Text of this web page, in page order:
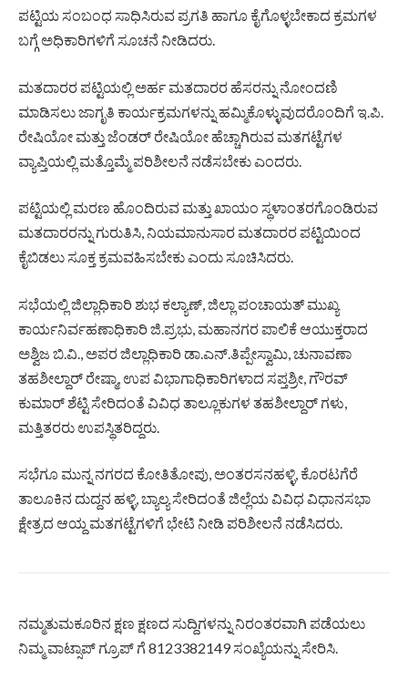
ಪಟ್ಟಿಯ ಸಂಬಂಧ ಸಾಧಿಸಿರುವ ಪ್ರಗತಿ ಹಾಗೂ ಕೈಗೊಳ್ಳಬೇಕಾದ ಕ್ರಮಗಳ
ಬಗ್ಗೆ ಅಧಿಕಾರಿಗಳಿಗೆ ಸೂಚನೆ ನೀಡಿದರು.
ಮತದಾರರ ಪಟ್ಟಿಯಲ್ಲಿ ಅರ್ಹ ಮತದಾರರ ಹೆಸರನ್ನು ನೋಂದಣಿ
ಮಾಡಿಸಲು ಜಾಗೃತಿ ಕಾರ್ಯಕ್ರಮಗಳನ್ನು ಹಮ್ಮಿಕೊಳ್ಳುವುದರೊಂದಿಗೆ ಇ.ಪಿ.
ರೇಷಿಯೋ ಮತ್ತು ಜೆಂಡರ್ ರೇಷಿಯೋ ಹೆಚ್ಚಾಗಿರುವ ಮತಗಟ್ಟೆಗಳ
ವ್ಯಾಪ್ತಿಯಲ್ಲಿ ಮತ್ತೊಮ್ಮೆ ಪರಿಶೀಲನೆ ನಡೆಸಬೇಕು ಎಂದರು.
ಪಟ್ಟಿಯಲ್ಲಿ ಮರಣ ಹೊಂದಿರುವ ಮತ್ತು ಖಾಯಂ ಸ್ಥಳಾಂತರಗೊಂಡಿರುವ
ಮತದಾರರನ್ನು ಗುರುತಿಸಿ, ನಿಯಮಾನುಸಾರ ಮತದಾರರ ಪಟ್ಟಿಯಿಂದ
ಕೈಬಿಡಲು ಸೂಕ್ತ ಕ್ರಮವಹಿಸಬೇಕು ಎಂದು ಸೂಚಿಸಿದರು.
ಸಭೆಯಲ್ಲಿ ಜಿಲ್ಲಾಧಿಕಾರಿ ಶುಭ ಕಲ್ಯಾಣ್, ಜಿಲ್ಲಾ ಪಂಚಾಯತ್ ಮುಖ್ಯ
ಕಾರ್ಯನಿರ್ವಹಣಾಧಿಕಾರಿ ಜಿ.ಪ್ರಭು, ಮಹಾನಗರ ಪಾಲಿಕೆ ಆಯುಕ್ತರಾದ
ಅಶ್ವಿಜ ಬಿ.ವಿ., ಅಪರ ಜಿಲ್ಲಾಧಿಕಾರಿ ಡಾ.ಎನ್.ತಿಪ್ಪೇಸ್ವಾಮಿ, ಚುನಾವಣಾ
ತಹಶೀಲ್ದಾರ್ ರೇಷ್ಮಾ, ಉಪ ವಿಭಾಗಾಧಿಕಾರಿಗಳಾದ ಸಪ್ತಶ್ರೀ, ಗೌರವ್
ಕುಮಾರ್ ಶೆಟ್ಟಿ ಸೇರಿದಂತೆ ವಿವಿಧ ತಾಲ್ಲೂಕುಗಳ ತಹಶೀಲ್ದಾರ್‌ ಗಳು,
ಮತ್ತಿತರರು ಉಪಸ್ಥಿತರಿದ್ದರು.
ಸಭೆಗೂ ಮುನ್ನ ನಗರದ ಕೋತಿತೋಪು, ಅಂತರಸನಹಳ್ಳಿ, ಕೊರಟಗೆರೆ
ತಾಲೂಕಿನ ದುದ್ದನ ಹಳ್ಳಿ, ಬ್ಯಾಲ್ಯ ಸೇರಿದಂತೆ ಜಿಲ್ಲೆಯ ವಿವಿಧ ವಿಧಾನಸಭಾ
ಕ್ಷೇತ್ರದ ಆಯ್ದ ಮತಗಟ್ಟೆಗಳಿಗೆ ಭೇಟಿ ನೀಡಿ ಪರಿಶೀಲನೆ ನಡೆಸಿದರು.
ನಮ್ಮತುಮಕೂರಿನ ಕ್ಷಣ ಕ್ಷಣದ ಸುದ್ದಿಗಳನ್ನು ನಿರಂತರವಾಗಿ ಪಡೆಯಲು
ನಿಮ್ಮ ವಾಟ್ಸಾಪ್ ಗ್ರೂಪ್ ಗೆ 8123382149 ಸಂಖ್ಯೆಯನ್ನು ಸೇರಿಸಿ.